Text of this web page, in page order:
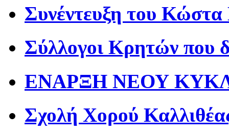
Συνέντευξη του
Σύλλογοι Κρητών που
ΕΝΑΡΞΗ ΝΕΟΥ
Σχολή Χορού